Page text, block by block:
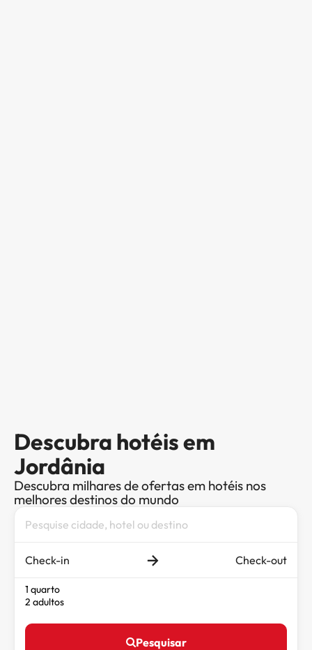
Descubra hotéis em
Jordânia
Descubra milhares de ofertas em hotéis nos
melhores destinos do mundo
Check-in Check-out
1 quarto
2 adultos
Pesquisar